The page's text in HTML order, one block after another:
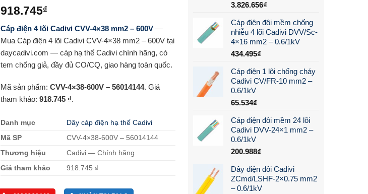
3.826.656₫
Cáp điện đôi mềm chống
nhiễu 4 lõi Cadivi DVV/Sc-
4×16 mm2 – 0.6/1kV
434.495₫
Cáp điện 1 lõi chống cháy
Cadivi CV/FR-10 mm2 –
0.6/1kV
65.534₫
Cáp điện đôi mềm 24 lõi
Cadivi DVV-24×1 mm2 –
0.6/1kV
200.988₫
Dây điện đôi Cadivi
ZCmd/LSHF-2×0.75 mm2
– 0.6/1kV
918.745₫
Cáp điện 4 lõi Cadivi CVV-4×38 mm2 – 600V—
Mua Cáp điện 4 lõi Cadivi CVV-4×38 mm2 – 600V tại
daycadivi.com — cáp hạ thế Cadivi chính hãng, có
tem chống giả, đầy đủ CO/CQ, giao hàng toàn quốc.
Mã sản phẩm: CVV-4×38-600V – 56014144. Giá
tham khảo: 918.745 ₫.
Danh mục
Dây cáp điện hạ thế Cadivi
Mã SP
CVV-4×38-600V – 56014144
Thương hiệu
Cadivi — Chính hãng
Giá tham khảo
918.745 ₫